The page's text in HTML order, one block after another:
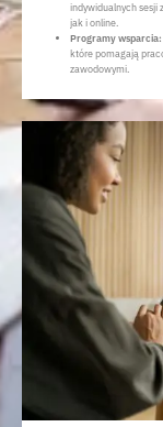
indywidualnych sesji
jak i online.
Programy wsparcia:
które pomagają
zawodowymi.